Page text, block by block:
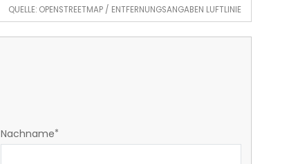
QUELLE: OPENSTREETMAP / ENTFERNUNGSANGABEN LUFTLINIE
Nachname